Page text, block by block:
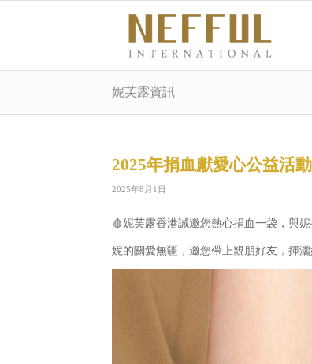
妮芙露資訊
2025年捐血獻愛心公益活動
2025年8月1日
🩸妮芙露香港誠邀您熱心捐血一袋，與
妮的關愛無疆，邀您帶上親朋好友，揮